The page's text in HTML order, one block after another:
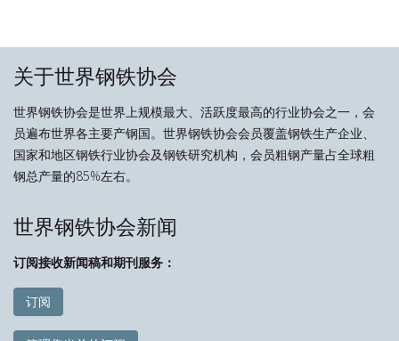
关于世界钢铁协会
世界钢铁协会是世界上规模最大、活跃度最高的行业协会之一，会
员遍布世界各主要产钢国。世界钢铁协会会员覆盖钢铁生产企业、
国家和地区钢铁行业协会及钢铁研究机构，会员粗钢产量占全球粗
钢总产量的85%左右。
世界钢铁协会新闻
订阅接收新闻稿和期刊服务：
订阅